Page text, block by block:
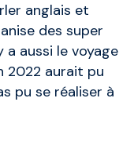
anglais et
des super
a aussi le voyage
2022 aurait pu
pu se réaliser à